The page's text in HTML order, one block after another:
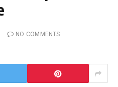
NO COMMENTS